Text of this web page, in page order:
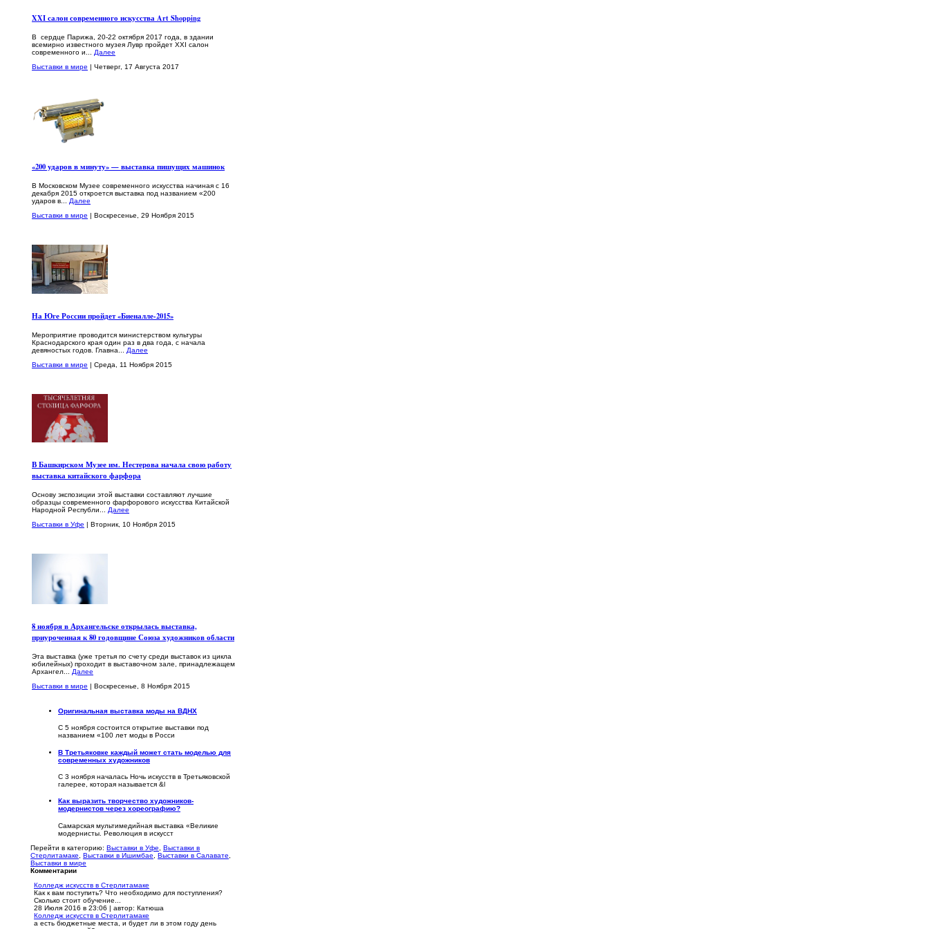
XXI салон современного искусства Art Shopping
В сердце Парижа, 20-22 октября 2017 года, в здании
всемирно известного музея Лувр пройдет XXI салон
современного и... Далее
Выставки в мире | Четверг, 17 Августа 2017
«200 ударов в минуту» — выставка пишущих машинок
В Московском Музее современного искусства начиная с 16
декабря 2015 откроется выставка под названием «200
ударов в... Далее
Выставки в мире | Воскресенье, 29 Ноября 2015
На Юге России пройдет «Биеналле-2015»
Мероприятие проводится министерством культуры
Краснодарского края один раз в два года, с начала
девяностых годов. Главна... Далее
Выставки в мире | Среда, 11 Ноября 2015
В Башкирском Музее им. Нестерова начала свою работу
выставка китайского фарфора
Основу экспозиции этой выставки составляют лучшие
образцы современного фарфорового искусства Китайской
Народной Республи... Далее
Выставки в Уфе | Вторник, 10 Ноября 2015
8 ноября в Архангельске открылась выставка,
приуроченная к 80 годовщине Союза художников области
Эта выставка (уже третья по счету среди выставок из цикла
юбилейных) проходит в выставочном зале, принадлежащем
Архангел... Далее
Выставки в мире | Воскресенье, 8 Ноября 2015
Оригинальная выставка моды на ВДНХ
С 5 ноября состоится открытие выставки под
названием «100 лет моды в Росси
В Третьяковке каждый может стать моделью для
современных художников
С 3 ноября началась Ночь искусств в Третьяковской
галерее, которая называется &l
Как выразить творчество художников-
модернистов через хореографию?
Самарская мультимедийная выставка «Великие
модернисты. Революция в искусст
Перейти в категорию: Выставки в Уфе
Выставки в
Стерлитамаке
Выставки в Ишимбае Выставки в Салавате
Выставки в мире
Комментарии
Колледж искусств в Стерлитамаке
Как к вам поступить? Что необходимо для поступления?
Сколько стоит обучение...
28 Июля 2016 в 23:06 | автор: Катюша
Колледж искусств в Стерлитамаке
а есть бюджетные места, и будет ли в этом году день